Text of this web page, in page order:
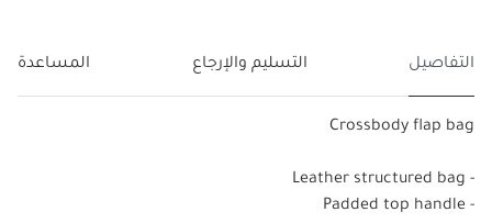
التفاصيل التسليم والإرجاع المساعدة
Crossbody flap bag
- Leather structured bag
- Padded top handle